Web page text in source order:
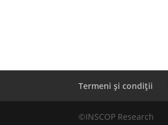
Termeni și condiții
©INSCOP Research